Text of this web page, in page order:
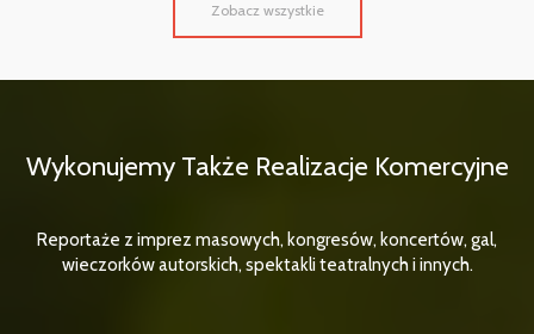
Zobacz wszystkie
Wykonujemy Także Realizacje Komercyjne
Reportaże z imprez masowych, kongresów, koncertów, gal,
wieczorków autorskich, spektakli teatralnych i innych.